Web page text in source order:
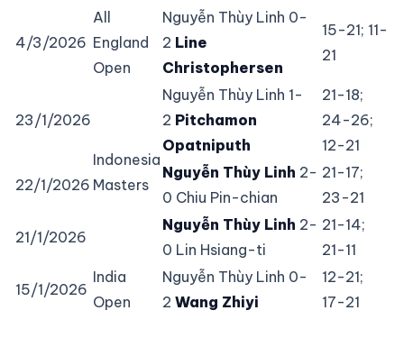
4/3/2026
All
England
Open
Nguyễn Thùy Linh 0-
2 Line
Christophersen
15-21; 11-
21
23/1/2026
Indonesia
Masters
Nguyễn Thùy Linh 1-
2 Pitchamon
Opatniputh
21-18;
24-26;
12-21
22/1/2026
Nguyễn Thùy Linh 2-
0 Chiu Pin-chian
21-17;
23-21
21/1/2026
Nguyễn Thùy Linh 2-
0 Lin Hsiang-ti
21-14;
21-11
15/1/2026
India
Open
Nguyễn Thùy Linh 0-
2 Wang Zhiyi
12-21;
17-21